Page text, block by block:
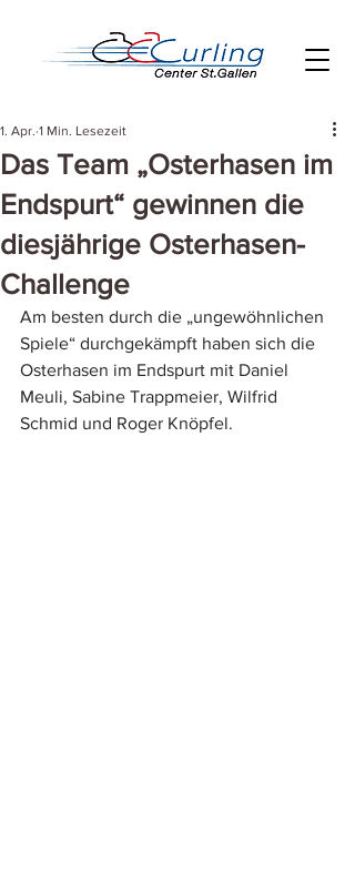
Das Team „Osterhasen im
Endspurt“ gewinnen die
diesjährige Osterhasen-
Challenge
1. Apr. 1 Min. Lesezeit
Am besten durch die „ungewöhnlichen
Spiele“ durchgekämpft haben sich die
Osterhasen im Endspurt mit Daniel
Meuli, Sabine Trappmeier, Wilfrid
Schmid und Roger Knöpfel.